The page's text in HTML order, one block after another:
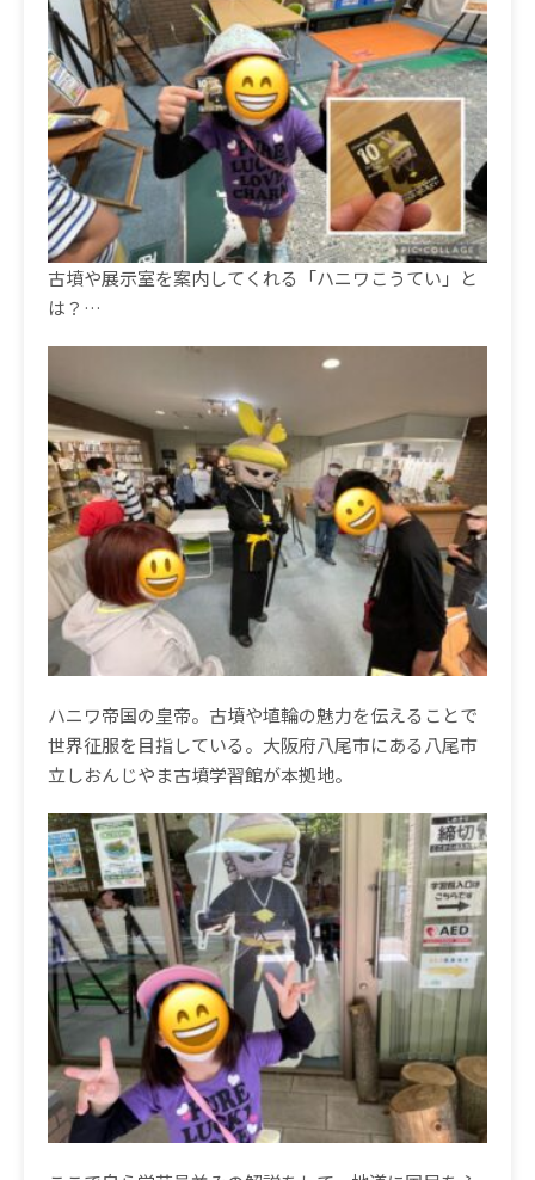
古墳や展示室を案内してくれる「ハニワこうてい」と
は？…
ハニワ帝国の皇帝。古墳や埴輪の魅力を伝えることで
世界征服を目指している。大阪府八尾市にある八尾市
立しおんじやま古墳学習館が本拠地。